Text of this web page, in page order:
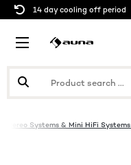
14 day cooling off period
Stereo Systems & Mini HiFi Systems